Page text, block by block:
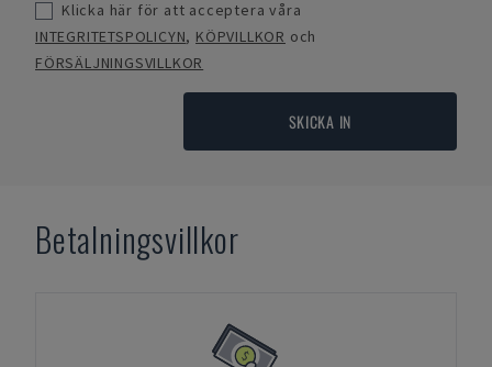
Klicka här för att acceptera våra
INTEGRITETSPOLICYN, KÖPVILLKOR och
FÖRSÄLJNINGSVILLKOR
SKICKA IN
Betalningsvillkor